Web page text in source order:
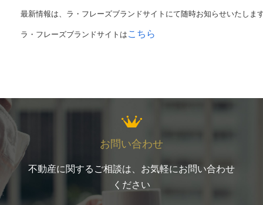
最新情報は、ラ・フレーズブランドサイトにて随時お知らせいたしま
ラ・フレーズブランドサイトは こちら
お問い合わせ
不動産に関するご相談は、お気軽にお問い合わせ
ください